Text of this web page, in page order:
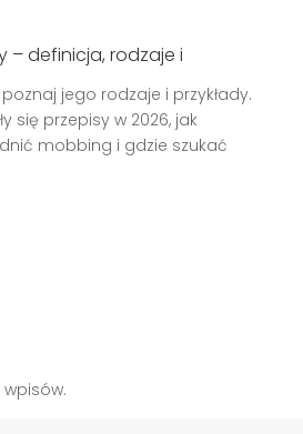
– definicja, rodzaje i
jego rodzaje i przykłady.
się przepisy w 2026, jak
mobbing i gdzie szukać